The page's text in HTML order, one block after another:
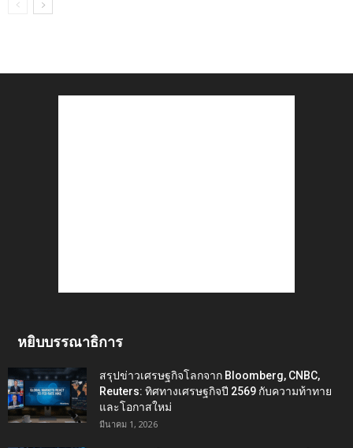
หยิบบรรณาธิการ
สรุปข่าวเศรษฐกิจโลกจาก Bloomberg, CNBC,
Reuters: ทิศทางเศรษฐกิจปี 2569 กับความท้าทาย
และโอกาสใหม่
มีนาคม 1, 2026